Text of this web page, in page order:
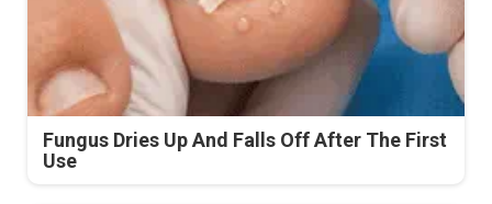
Fungus Dries Up And Falls Off After The First
Use